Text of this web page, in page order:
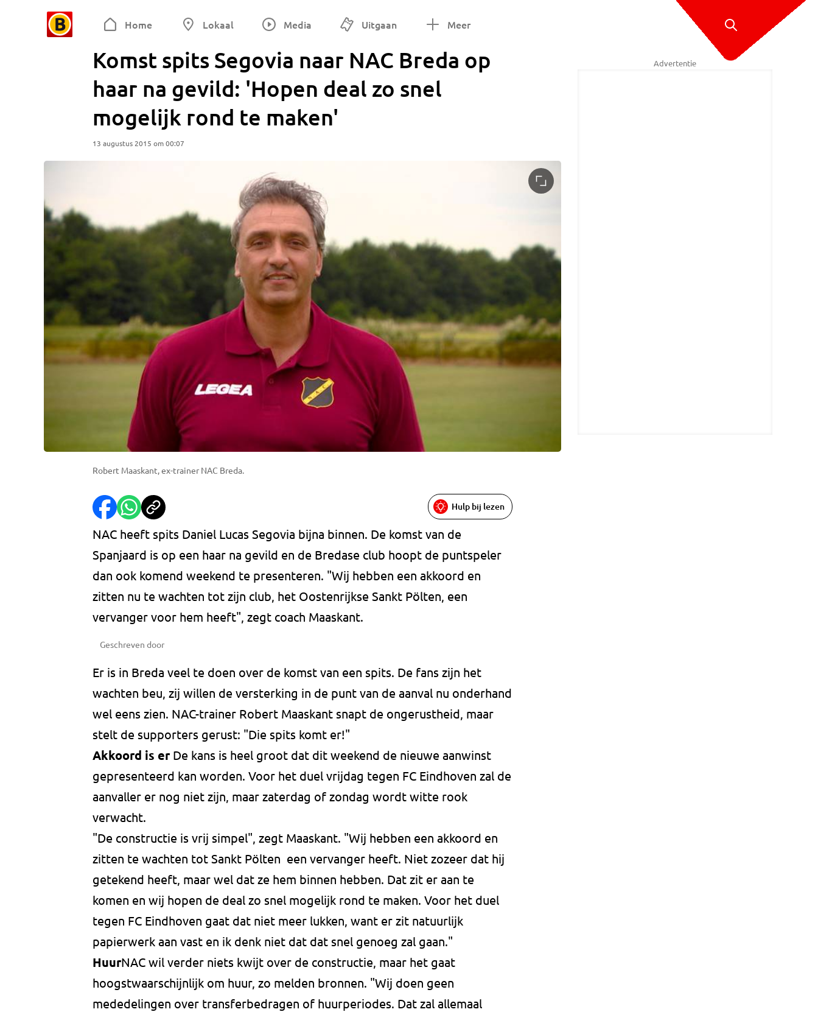
Home Lokaal Media Uitgaan Meer
Komst spits Segovia naar NAC Breda op
haar na gevild: 'Hopen deal zo snel
mogelijk rond te maken'
13 augustus 2015 om 00:07
Robert Maaskant, ex-trainer NAC Breda.
Hulp bij lezen
NAC heeft spits Daniel Lucas Segovia bijna binnen. De komst van de
Spanjaard is op een haar na gevild en de Bredase club hoopt de puntspeler
dan ook komend weekend te presenteren. "Wij hebben een akkoord en
zitten nu te wachten tot zijn club, het Oostenrijkse Sankt Pölten, een
vervanger voor hem heeft", zegt coach Maaskant.
Geschreven door
Er is in Breda veel te doen over de komst van een spits. De fans zijn het
wachten beu, zij willen de versterking in de punt van de aanval nu onderhand
wel eens zien. NAC-trainer Robert Maaskant snapt de ongerustheid, maar
stelt de supporters gerust: "Die spits komt er!"
Akkoord is er De kans is heel groot dat dit weekend de nieuwe aanwinst
gepresenteerd kan worden. Voor het duel vrijdag tegen FC Eindhoven zal de
aanvaller er nog niet zijn, maar zaterdag of zondag wordt witte rook
verwacht.
"De constructie is vrij simpel", zegt Maaskant. "Wij hebben een akkoord en
zitten te wachten tot Sankt Pölten een vervanger heeft. Niet zozeer dat hij
getekend heeft, maar wel dat ze hem binnen hebben. Dat zit er aan te
komen en wij hopen de deal zo snel mogelijk rond te maken. Voor het duel
tegen FC Eindhoven gaat dat niet meer lukken, want er zit natuurlijk
papierwerk aan vast en ik denk niet dat dat snel genoeg zal gaan."
HuurNAC wil verder niets kwijt over de constructie, maar het gaat
hoogstwaarschijnlijk om huur, zo melden bronnen. "Wij doen geen
mededelingen over transferbedragen of huurperiodes. Dat zal allemaal
Advertentie